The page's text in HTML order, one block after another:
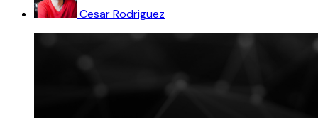
Cesar Rodriguez